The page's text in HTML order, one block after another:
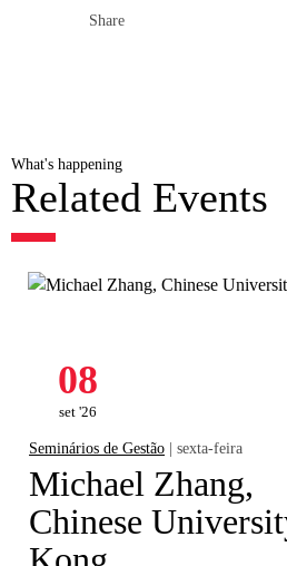
Share
What's happening
Related Events
08
set '26
Seminários de Gestão | sexta-feira
Michael Zhang,
Chinese